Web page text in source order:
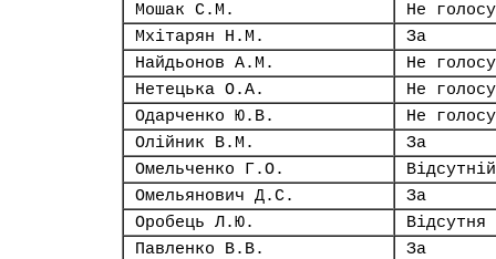
Мошак С.М.
Не
Мхітарян Н.М.
За
Найдьонов А.М.
Не
Нетецька О.А.
Не
Одарченко Ю.В.
Не
Олійник В.М.
За
Омельченко Г.О.
Відсутній
Омельянович Д.С.
За
Оробець Л.Ю.
Відсутня
Павленко В.В.
За